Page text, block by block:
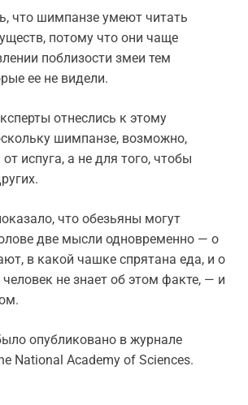
что шимпанзе умеют читать
потому что они чаще
поблизости змеи тем
ее не видели.
отнеслись к этому
шимпанзе, возможно,
испуга, а не для того, чтобы
что обезьяны могут
две мысли одновременно — о
в какой чашке спрятана еда, и о
не знает об этом факте, — и
опубликовано в журнале
National Academy of Sciences.